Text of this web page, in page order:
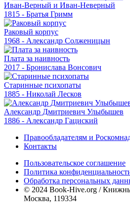
Иван-Верный и Иван-Неверный
1815 - Братья Гримм
Раковый корпус
1968 - Александр Солженицын
Плата за наивность
2017 - Бронислава Вонсович
Старинные психопаты
1885 - Николай Лесков
Александр Дмитриевич Улыбышев
1886 - Александр Гациский
Правообладателям и
Контакты
Пользовательское соглашение
Политика
Обработка персональных
© 2024 Book-Hive.org /
Москва, 119334